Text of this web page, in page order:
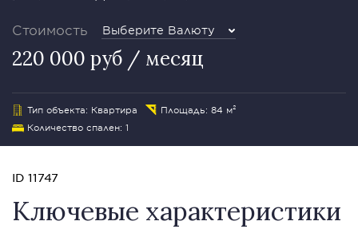
Стоимость Выберите Валюту
220 000 руб / месяц
Тип объекта: Квартира
Площадь: 84 м²
Количество спален: 1
ID 11747
Ключевые характеристики